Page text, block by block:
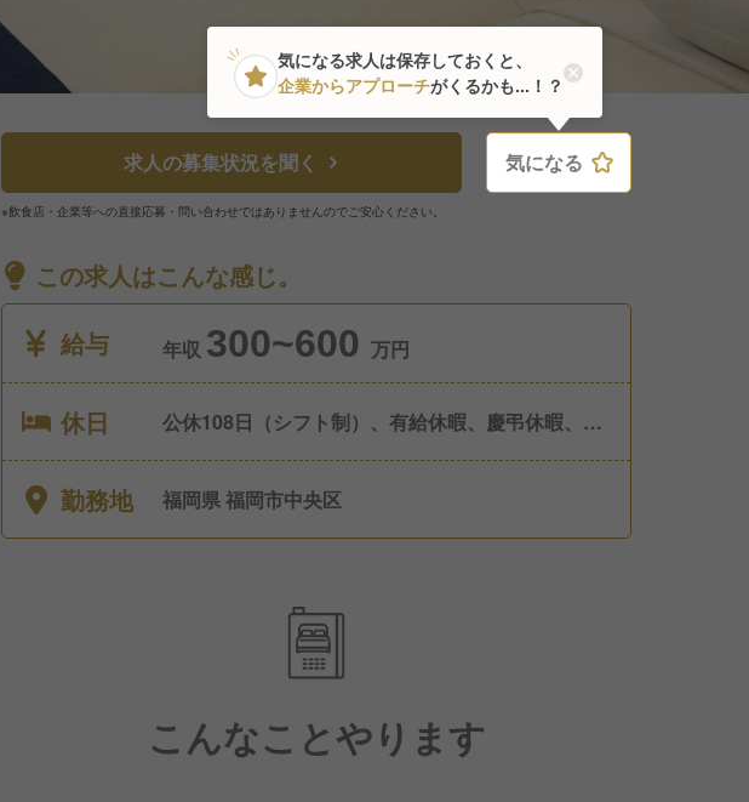
求人の募集状況を聞く 気になる
※飲食店・企業等への直接応募・問い合わせではありませんのでご安心ください。
この求人はこんな感じ。
給与
年収 300~600 万円
休日
公休108日（シフト制）、有給休暇、慶弔休暇、ボ
勤務地 福岡県 福岡市中央区
こんなことやります
気になる
気になる求人は保存しておくと、
企業からアプローチがくるかも...！？